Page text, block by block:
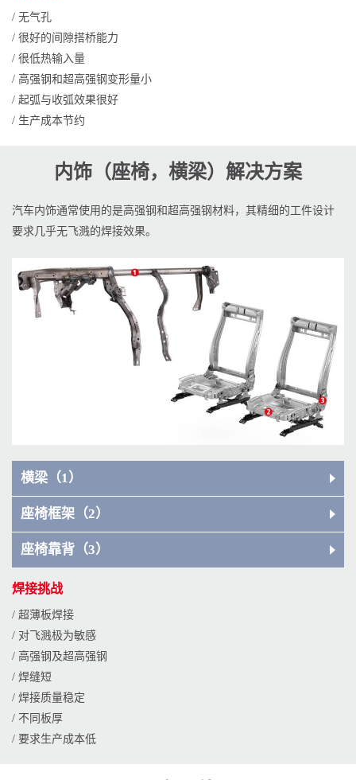
/ 无气孔
/ 很好的间隙搭桥能力
/ 很低热输入量
/ 高强钢和超高强钢变形量小
/ 起弧与收弧效果很好
/ 生产成本节约
内饰（座椅，横梁）解决方案
汽车内饰通常使用的是高强钢和超高强钢材料，其精细的工件设计
要求几乎无飞溅的焊接效果。
横梁（1）
座椅框架（2）
座椅靠背（3）
焊接挑战
/ 超薄板焊接
/ 对飞溅极为敏感
/ 高强钢及超高强钢
/ 焊缝短
/ 焊接质量稳定
/ 不同板厚
/ 要求生产成本低